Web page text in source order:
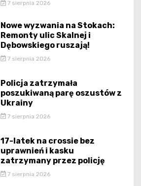
7 sierpnia 2026
Nowe wyzwania na Stokach:
Remonty ulic Skalnej i
Dębowskiego ruszają!
7 sierpnia 2026
Policja zatrzymała
poszukiwaną parę oszustów z
Ukrainy
7 sierpnia 2026
17-latek na crossie bez
uprawnień i kasku
zatrzymany przez policję
7 sierpnia 2026